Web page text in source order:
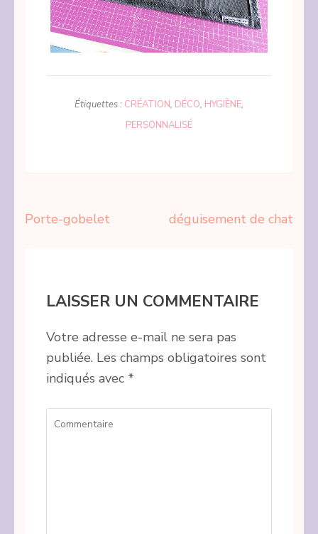
Étiquettes : CRÉATION, DÉCO, HYGIÈNE,
PERSONNALISÉ
Navigation
Porte-gobelet déguisement de chat
LAISSER UN COMMENTAIRE
Votre adresse e-mail ne sera pas
publiée. Les champs obligatoires sont
indiqués avec *
Commentaire